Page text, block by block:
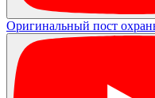
Оригинальный пост